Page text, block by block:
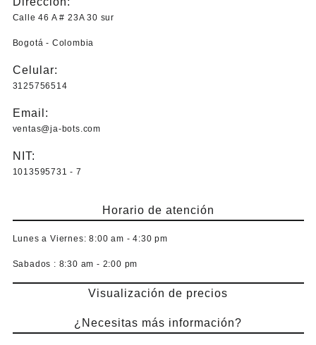
Calle 46 A # 23A 30 sur
Bogotá - Colombia
Celular:
3125756514
Email:
ventas@ja-bots.com
NIT:
1013595731 - 7
Horario de atención
Lunes a Viernes: 8:00 am - 4:30 pm
Sabados : 8:30 am - 2:00 pm
Visualización de precios
¿Necesitas más información?